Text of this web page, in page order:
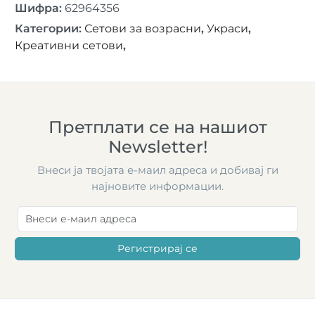
Шифра: 62964356
Категории: Сетови за возрасни, Украси,
Креативни сетови,
Претплати се на нашиот
Newsletter!
Внеси ја твојата е-маил адреса и добивај ги
најновите информации.
Регистрирај се